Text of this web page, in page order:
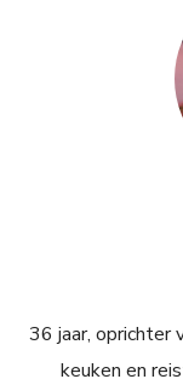
36 jaar, oprichter
keuken en